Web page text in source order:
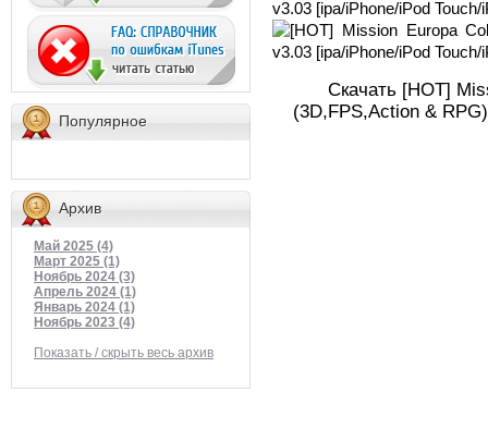
Популярное
Архив
Май 2025 (4)
Март 2025 (1)
Ноябрь 2024 (3)
Апрель 2024 (1)
Январь 2024 (1)
Ноябрь 2023 (4)
Показать / скрыть весь архив
Скачать [HOT]
(3D,FPS,Action &